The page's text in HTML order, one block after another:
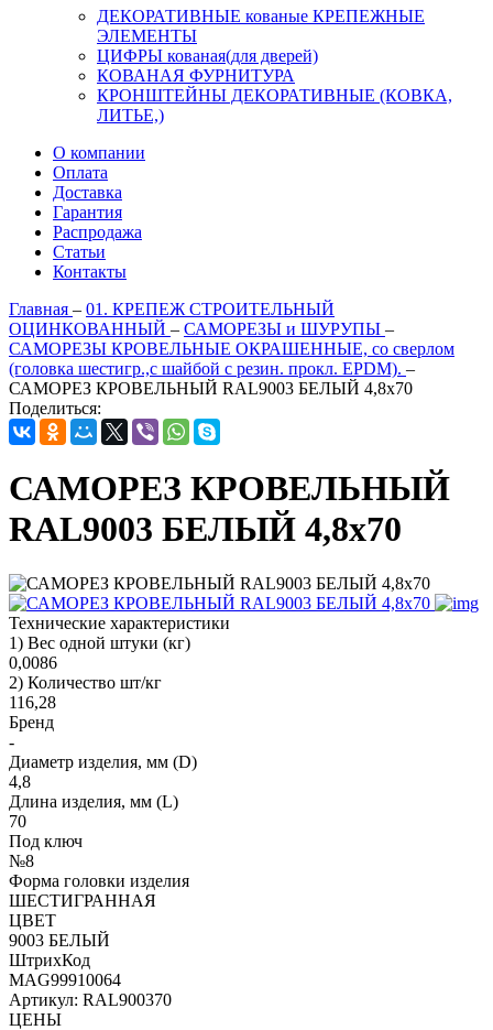
ДЕКОРАТИВНЫЕ кованые КРЕПЕЖНЫЕ
ЭЛЕМЕНТЫ
ЦИФРЫ кованая(для дверей)
КОВАНАЯ ФУРНИТУРА
КРОНШТЕЙНЫ ДЕКОРАТИВНЫЕ (КОВКА,
ЛИТЬЕ,)
О компании
Оплата
Доставка
Гарантия
Распродажа
Статьи
Контакты
Главная – 01. КРЕПЕЖ СТРОИТЕЛЬНЫЙ
ОЦИНКОВАННЫЙ – САМОРЕЗЫ и ШУРУПЫ –
САМОРЕЗЫ КРОВЕЛЬНЫЕ ОКРАШЕННЫЕ, со сверлом
(головка шестигр.,с шайбой с резин. прокл. EPDM). –
САМОРЕЗ КРОВЕЛЬНЫЙ RAL9003 БЕЛЫЙ 4,8х70
Поделиться:
САМОРЕЗ КРОВЕЛЬНЫЙ
RAL9003 БЕЛЫЙ 4,8х70
Технические характеристики
1) Вес одной штуки (кг)
0,0086
2) Количество шт/кг
116,28
Бренд
-
Диаметр изделия, мм (D)
4,8
Длина изделия, мм (L)
70
Под ключ
№8
Форма головки изделия
ШЕСТИГРАННАЯ
ЦВЕТ
9003 БЕЛЫЙ
ШтрихКод
MAG99910064
Артикул: RAL900370
ЦЕНЫ